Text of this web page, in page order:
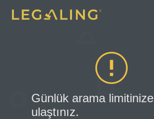
Günlük arama limitinize
ulaştınız.